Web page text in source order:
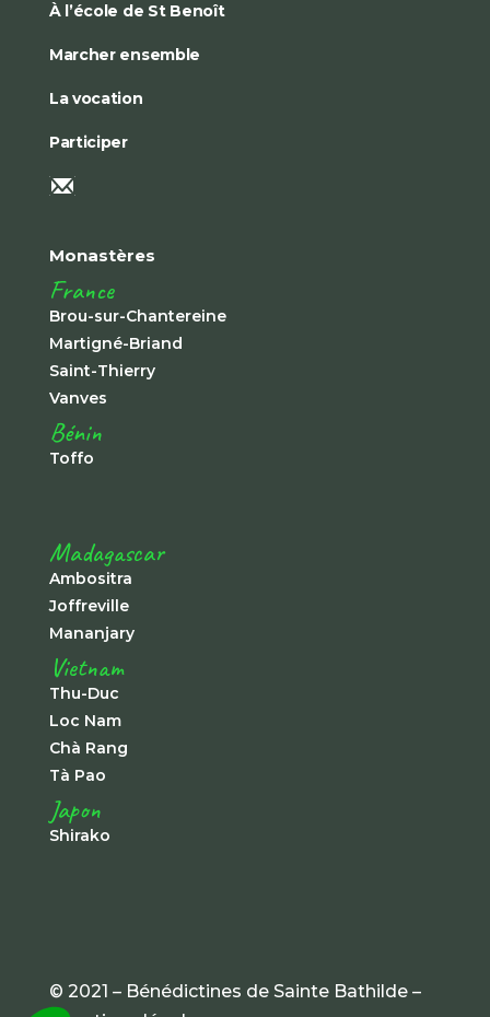
À l’école de St Benoît
Marcher ensemble
La vocation
Participer
Monastères
France
Brou-sur-Chantereine
Martigné-Briand
Saint-Thierry
Vanves
Bénin
Toffo
Madagascar
Ambositra
Joffreville
Mananjary
Vietnam
Thu-Duc
Loc Nam
Chà Rang
Tà Pao
Japon
Shirako
© 2021 – Bénédictines de Sainte Bathilde –